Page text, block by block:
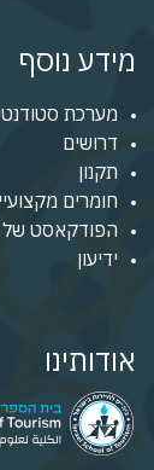
מידע נוסף
מערכת
דרושים
תקנון
חומרים
הפודקאסט של
ידיעון
אודותינו